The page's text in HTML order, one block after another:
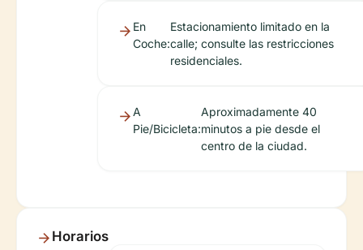
En
Coche:
Estacionamiento limitado en la
calle; consulte las restricciones
residenciales.
A
Pie/Bicicleta:
Aproximadamente 40
minutos a pie desde el
centro de la ciudad.
Horarios